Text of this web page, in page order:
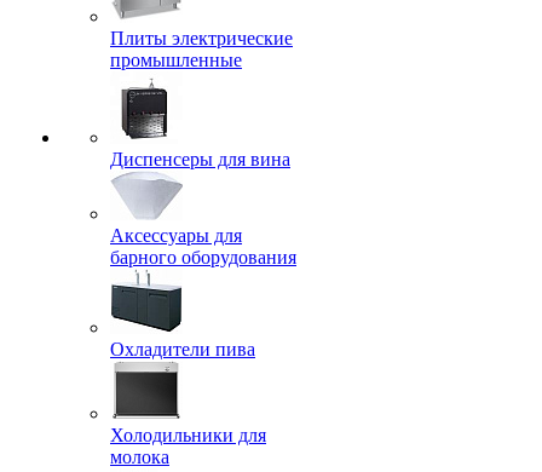
Плиты электрические
промышленные
Диспенсеры для вина
Аксессуары для
барного оборудования
Охладители пива
Холодильники для
молока